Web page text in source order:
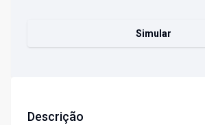
Simular
Descrição